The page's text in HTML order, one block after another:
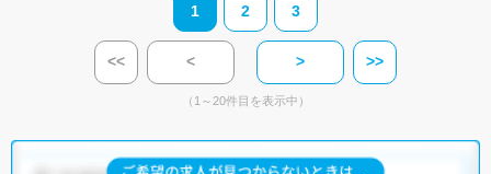
1 2 3
<< < > >>
（1～20件目を表示中）